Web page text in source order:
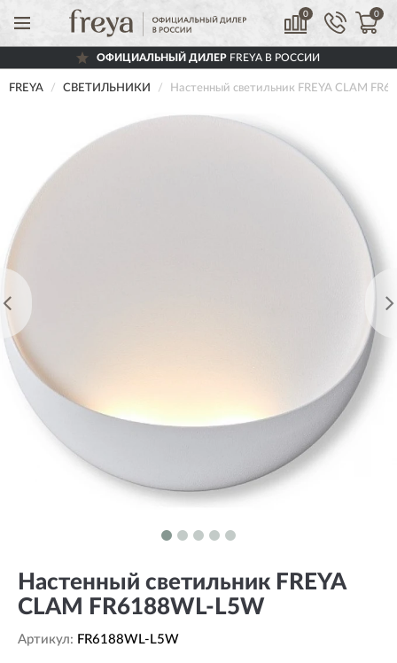
0 0
ОФИЦИАЛЬНЫЙ ДИЛЕРFREYA В РОССИИ
FREYA СВЕТИЛЬНИКИ Настенный светильник FREYA CLAM
Настенный светильник FREYA
CLAM FR6188WL-L5W
Артикул: FR6188WL-L5W